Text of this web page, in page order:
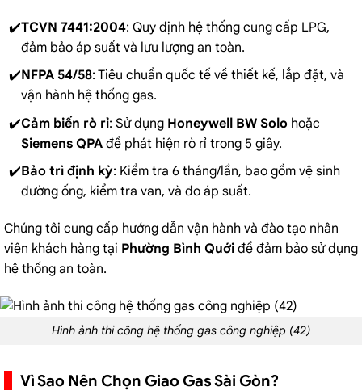
TCVN 7441:2004: Quy định hệ thống cung cấp LPG,
đảm bảo áp suất và lưu lượng an toàn.
NFPA 54/58: Tiêu chuẩn quốc tế về thiết kế, lắp đặt, và
vận hành hệ thống gas.
Cảm biến rò rỉ: Sử dụng Honeywell BW Solohoặc
Siemens QPAđể phát hiện rò rỉ trong 5 giây.
Bảo trì định kỳ: Kiểm tra 6 tháng/lần, bao gồm vệ sinh
đường ống, kiểm tra van, và đo áp suất.
Chúng tôi cung cấp hướng dẫn vận hành và đào tạo nhân
viên khách hàng tại Phường Bình Quới để đảm bảo sử dụng
hệ thống an toàn.
Hình ảnh thi công hệ thống gas công nghiệp (42)
Vì Sao Nên Chọn Giao Gas Sài Gòn?